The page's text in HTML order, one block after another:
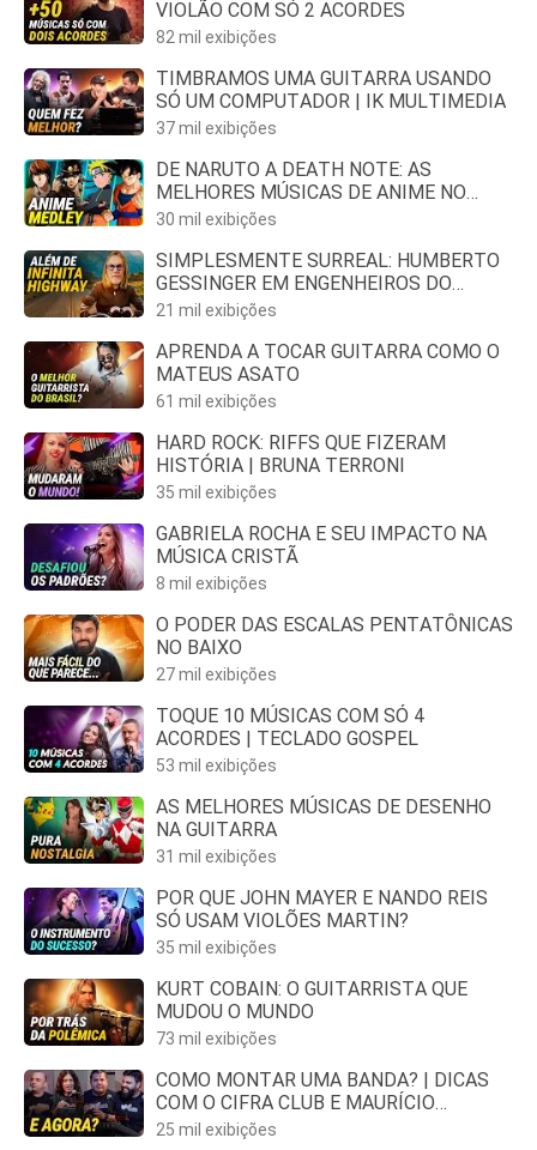
VIOLÃO COM SÓ 2 ACORDES
82 mil exibições
TIMBRAMOS UMA GUITARRA USANDO
SÓ UM COMPUTADOR | IK MULTIMEDIA
37 mil exibições
DE NARUTO A DEATH NOTE: AS
MELHORES MÚSICAS DE ANIME NO
TECLADO
30 mil exibições
SIMPLESMENTE SURREAL: HUMBERTO
GESSINGER EM ENGENHEIROS DO
HAWAII
21 mil exibições
APRENDA A TOCAR GUITARRA COMO O
MATEUS ASATO
61 mil exibições
HARD ROCK: RIFFS QUE FIZERAM
HISTÓRIA | BRUNA TERRONI
35 mil exibições
GABRIELA ROCHA E SEU IMPACTO NA
MÚSICA CRISTÃ
8 mil exibições
O PODER DAS ESCALAS PENTATÔNICAS
NO BAIXO
27 mil exibições
TOQUE 10 MÚSICAS COM SÓ 4
ACORDES | TECLADO GOSPEL
53 mil exibições
AS MELHORES MÚSICAS DE DESENHO
NA GUITARRA
31 mil exibições
POR QUE JOHN MAYER E NANDO REIS
SÓ USAM VIOLÕES MARTIN?
35 mil exibições
KURT COBAIN: O GUITARRISTA QUE
MUDOU O MUNDO
73 mil exibições
COMO MONTAR UMA BANDA? | DICAS
COM O CIFRA CLUB E MAURÍCIO
FERNANDES
25 mil exibições